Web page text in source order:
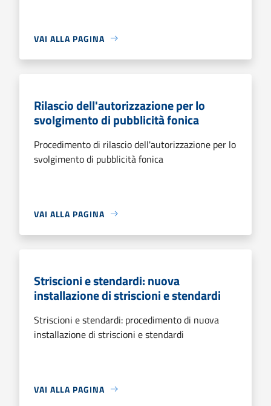
VAI ALLA PAGINA
Rilascio dell'autorizzazione per lo
svolgimento di pubblicità fonica
Procedimento di rilascio dell'autorizzazione per lo
svolgimento di pubblicità fonica
VAI ALLA PAGINA
Striscioni e stendardi: nuova
installazione di striscioni e stendardi
Striscioni e stendardi: procedimento di nuova
installazione di striscioni e stendardi
VAI ALLA PAGINA